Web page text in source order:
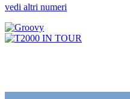
vedi altri numeri